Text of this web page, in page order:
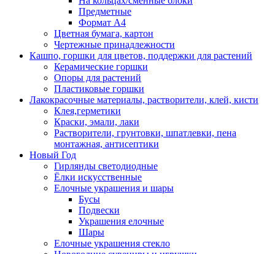
Предметные
Формат А4
Цветная бумага, картон
Чертежные принадлежности
Кашпо, горшки для цветов, поддержки для растений
Керамические горшки
Опоры для растений
Пластиковые горшки
Лакокрасочные материалы, растворители, клей, кисти
Клея,герметики
Краски, эмали, лаки
Растворители, грунтовки, шпатлевки, пена
монтажная, антисептики
Новый Год
Гирлянды светодиодные
Ёлки искусственные
Елочные украшения и шары
Бусы
Подвески
Украшения елочные
Шары
Елочные украшения стекло